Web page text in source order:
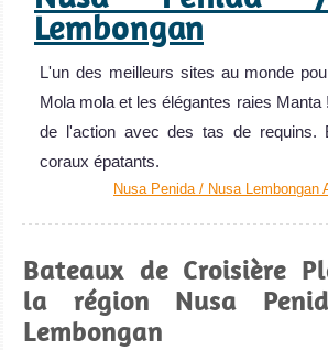
Lembongan
L'un des meilleurs sites au monde
Mola mola et les élégantes raies
de l'action avec des tas de requins.
coraux épatants.
Nusa Penida / Nusa Lembongan
Bateaux de Croisière
la région Nusa
Lembongan